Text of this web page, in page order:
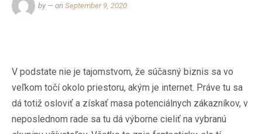
by — on September 9, 2020
V podstate nie je tajomstvom, že súčasný biznis sa vo
veľkom točí okolo priestoru, akým je internet. Práve tu sa
dá totiž osloviť a získať masa potenciálnych zákazníkov, v
neposlednom rade sa tu dá výborne cieliť na vybranú